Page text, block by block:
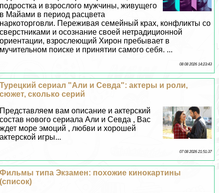
подростка и взрослого мужчины, живущего
в Майами в период расцвета
наркоторговли. Переживая семейный крах, конфликты со
сверстниками и осознание своей нетрадиционной
ориентации, взрослеющий Хирон пребывает в
мучительном поиске и принятии самого себя. ...
08 08 2026 14:23:43
Турецкий сериал "Али и Севда": актеры и роли,
сюжет, сколько серий
Представляем вам описание и актерский
состав нового сериала Али и Севда , Вас
ждет море эмоций , любви и хорошей
актерской игры...
07 08 2026 21:51:37
Фильмы типа Экзамен: похожие кинокартины
(список)